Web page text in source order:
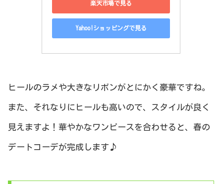
楽天市場で見る
Yahoo!ショッピングで見る
ヒールのラメや大きなリボンがとにかく豪華ですね。
また、それなりにヒールも高いので、スタイルが良く
見えますよ！華やかなワンピースを合わせると、春の
デートコーデが完成します♪